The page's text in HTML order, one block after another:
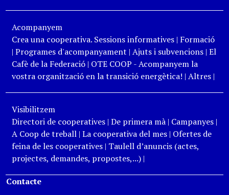
Acompanyem
Crea una cooperativa. Sessions informatives| Formació
| Programes d'acompanyament | Ajuts i subvencions| El
Cafè de la Federació| OTE COOP - Acompanyem la
vostra organització en la transició energètica! | Altres|
Visibilitzem
Directori de cooperatives| De primera mà| Campanyes|
A Coop de treball| La cooperativa del mes| Ofertes de
feina de les cooperatives| Taulell d’anuncis (actes,
projectes, demandes, propostes,...)|
Contacte